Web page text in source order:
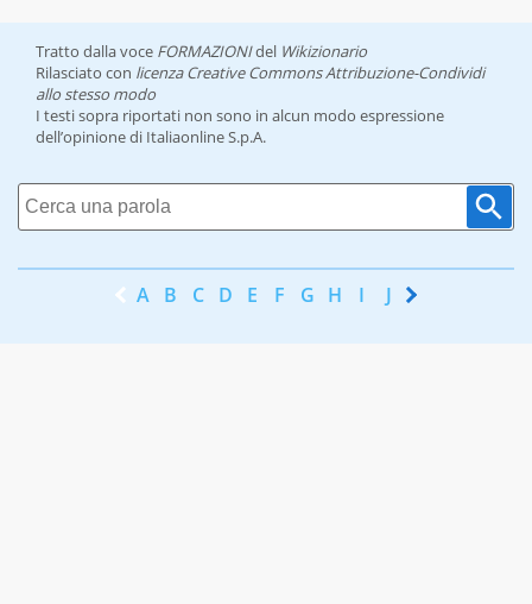
Tratto dalla voce FORMAZIONIdel Wikizionario
Rilasciato con licenza Creative Commons Attribuzione-Condividi
allo stesso modo
I testi sopra riportati non sono in alcun modo espressione
dell’opinione di Italiaonline S.p.A.
A B C D E F G H I J K